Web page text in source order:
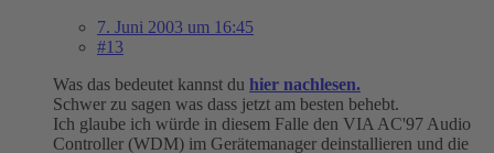
7. Juni 2003 um 16:45
#13
Was das bedeutet kannst du hier nachlesen.
Schwer zu sagen was dass jetzt am besten behebt.
Ich glaube ich würde in diesem Falle den VIA AC'97 Audio
Controller (WDM) im Gerätemanager deinstallieren und die